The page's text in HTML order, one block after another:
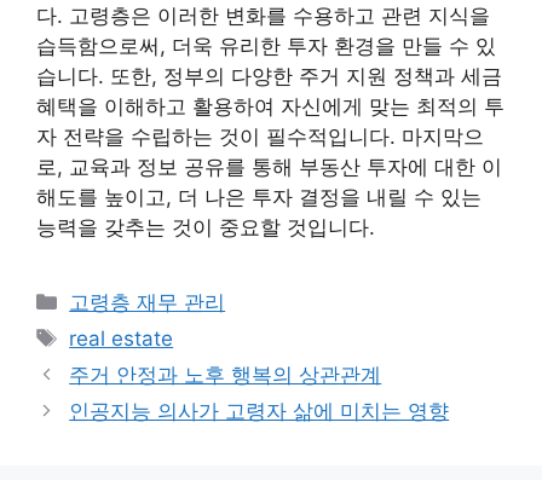
다. 고령층은 이러한 변화를 수용하고 관련 지식을
습득함으로써, 더욱 유리한 투자 환경을 만들 수 있
습니다. 또한, 정부의 다양한 주거 지원 정책과 세금
혜택을 이해하고 활용하여 자신에게 맞는 최적의 투
자 전략을 수립하는 것이 필수적입니다. 마지막으
로, 교육과 정보 공유를 통해 부동산 투자에 대한 이
해도를 높이고, 더 나은 투자 결정을 내릴 수 있는
능력을 갖추는 것이 중요할 것입니다.
Categories
고령층 재무 관리
Tags
real estate
주거 안정과 노후 행복의 상관관계
인공지능 의사가 고령자 삶에 미치는 영향